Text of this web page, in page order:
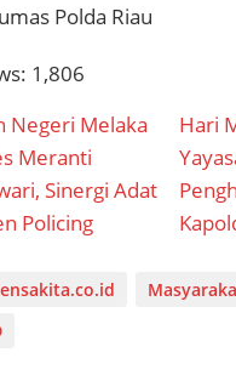
Polda Riau
1,806
Negeri Melaka
Meranti
Sinergi Adat
Policing
Hari